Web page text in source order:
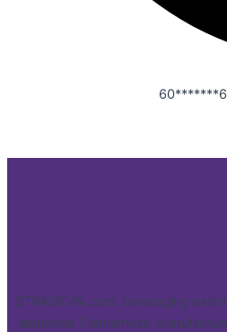
STRADEVN.com: Leveraging
empower Vietnamese